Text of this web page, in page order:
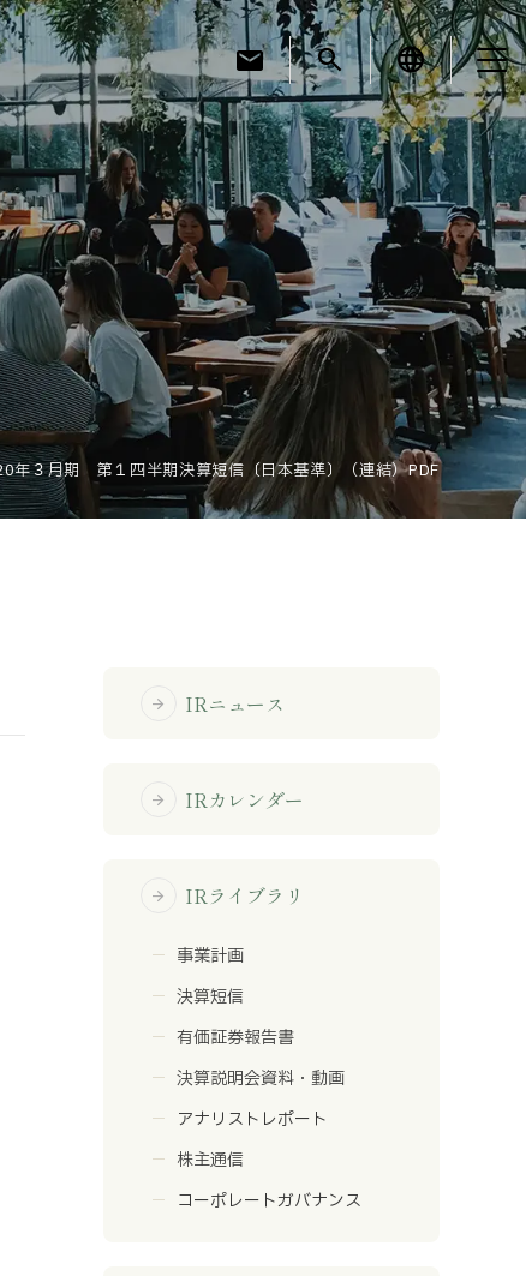
mail search language
知らせ
役立ちコラム
用情報
問い合わせ
年３月期 第１四半期決算短信〔日本基準〕（連結）PDF
arrow_forward IRニュース
arrow_forward IRカレンダー
arrow_forward IRライブラリ
事業計画
決算短信
有価証券報告書
決算説明会資料・動画
アナリストレポート
株主通信
コーポレートガバナンス